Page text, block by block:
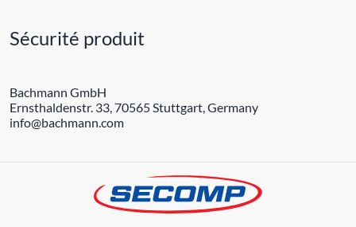
Sécurité produit
Bachmann GmbH
Ernsthaldenstr. 33, 70565 Stuttgart, Germany
info@bachmann.com